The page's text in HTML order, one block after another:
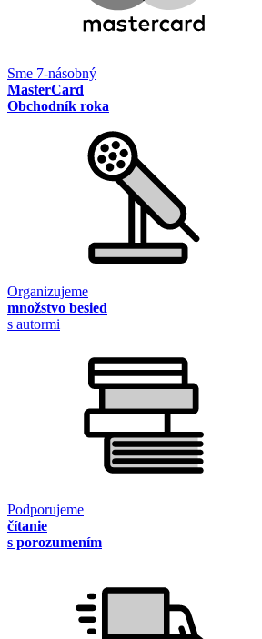
Sme 7-násobný
MasterCard
Obchodník roka
Organizujeme
množstvo besied
s autormi
Podporujeme
čítanie
s porozumením